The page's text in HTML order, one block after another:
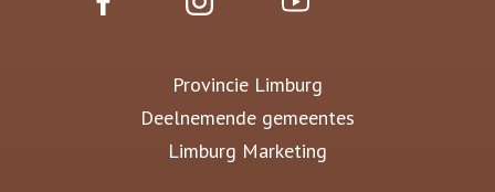
Provincie Limburg
Deelnemende gemeentes
Limburg Marketing